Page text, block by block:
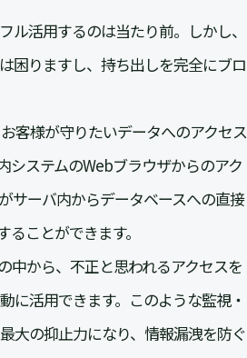
ル活用するのは当たり前。しかし、
困りますし、持ち出しを完全にブロ
客様が守りたいデータへのアクセス
システムのWebブラウザからのアク
サーバ内からデータベースへの直接
ることができます。
中から、不正と思われるアクセスを
に活用できます。このような監視・
大の抑止力になり、情報漏洩を防ぐ